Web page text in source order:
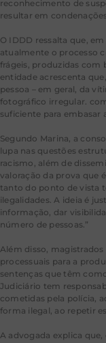
reconhecimento de
resultar em
O IDDD ressalta que,
atualmente o processo
frágeis, produzidas com
entidade acrescenta
pessoa – em geral, da
fotográfico irregular.
suficiente para embasar
Segundo Marina, a
lupa nas questões
racismo, além de
valoração da prova que
tanto do ponto de vista
ilegalidades. A ideia é
informação, dar
número de pessoas.”
Além disso,
processuais para a
sentenças que têm
Judiciário tem
cometidas pela polícia,
forma ilegal, ao repetir
A advogada explica